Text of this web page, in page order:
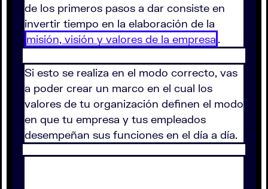
de los primeros pasos a dar consiste en
invertir tiempo en la elaboración de la
misión, visión y valores de la empresa .
Si esto se realiza en el modo correcto, vas
a poder crear un marco en el cual los
valores de tu organización definen el modo
en que tu empresa y tus empleados
desempeñan sus funciones en el día a día.